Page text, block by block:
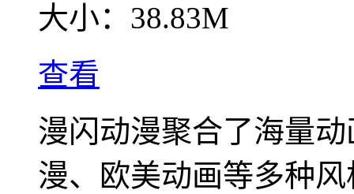
大小： 38.83M
查看
漫闪动漫聚合了海量
漫、欧美动画等多种